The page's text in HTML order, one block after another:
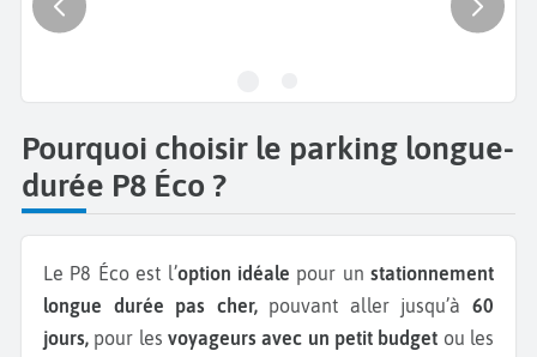
Pourquoi choisir le parking longue-
durée P8 Éco ?
Le P8 Éco est l’option idéale pour un stationnement
longue durée pas cher,pouvant aller jusqu’à60
jours, pour les voyageurs avec un petit budget ou les